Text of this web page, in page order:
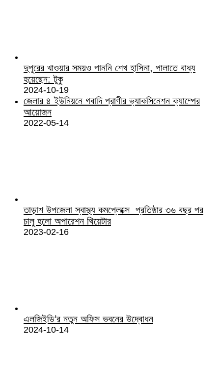
দুপুরের খাওয়ার সময়ও পাননি শেখ হাসিনা, পালাতে বাধ্য
হয়েছেন: টুকু
2024-10-19
জেলার ৪ ইউনিয়নে গবাদি প্রাণীর ভ্যাকসিনেশন ক্যাম্পের
আয়োজন
2022-05-14
তাড়াশ উপজেলা স্বাস্থ্য কমপ্লেক্সে প্রতিষ্ঠার ৩৬ বছর পর
চালু হলো অপারেশন থিয়েটার
2023-02-16
এলজিইডি’র নতুন অফিস ভবনের উদ্বোধন
2024-10-14